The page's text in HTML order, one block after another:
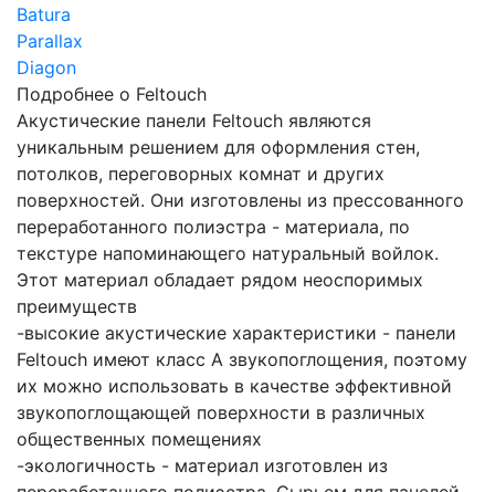
Batura
Parallax
Diagon
Подробнее о Feltouch
Акустические панели Feltouch являются
уникальным решением для оформления стен,
потолков, переговорных комнат и других
поверхностей. Они изготовлены из прессованного
переработанного полиэстра - материала, по
текстуре напоминающего натуральный войлок.
Этот материал обладает рядом неоспоримых
преимуществ
-высокие акустические характеристики - панели
Feltouch имеют класс А звукопоглощения, поэтому
их можно использовать в качестве эффективной
звукопоглощающей поверхности в различных
общественных помещениях
-экологичность - материал изготовлен из